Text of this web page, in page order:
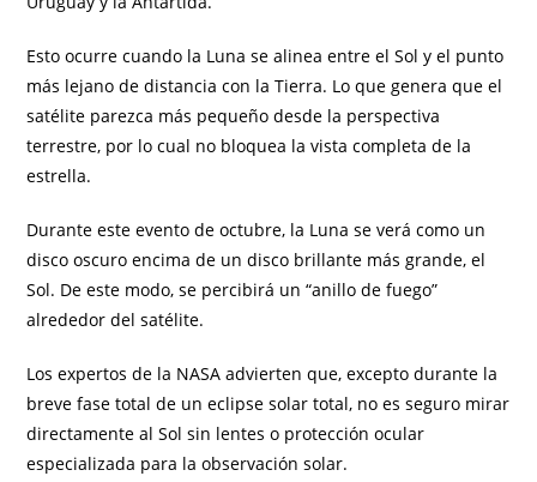
Esto ocurre cuando la Luna se alinea entre el Sol y el punto
más lejano de distancia con la Tierra. Lo que genera que el
satélite parezca más pequeño desde la perspectiva
terrestre, por lo cual no bloquea la vista completa de la
estrella.
Durante este evento de octubre, la Luna se verá como un
disco oscuro encima de un disco brillante más grande, el
Sol. De este modo, se percibirá un “anillo de fuego”
alrededor del satélite.
Los expertos de la NASA advierten que, excepto durante la
breve fase total de un eclipse solar total, no es seguro mirar
directamente al Sol sin lentes o protección ocular
especializada para la observación solar.